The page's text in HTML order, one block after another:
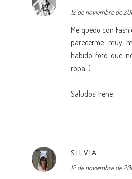
12 de noviembre de
Me quedo con
parecerme muy
habido foto que
ropa :)
Saludos! Irene
SILVIA
12 de noviembre de